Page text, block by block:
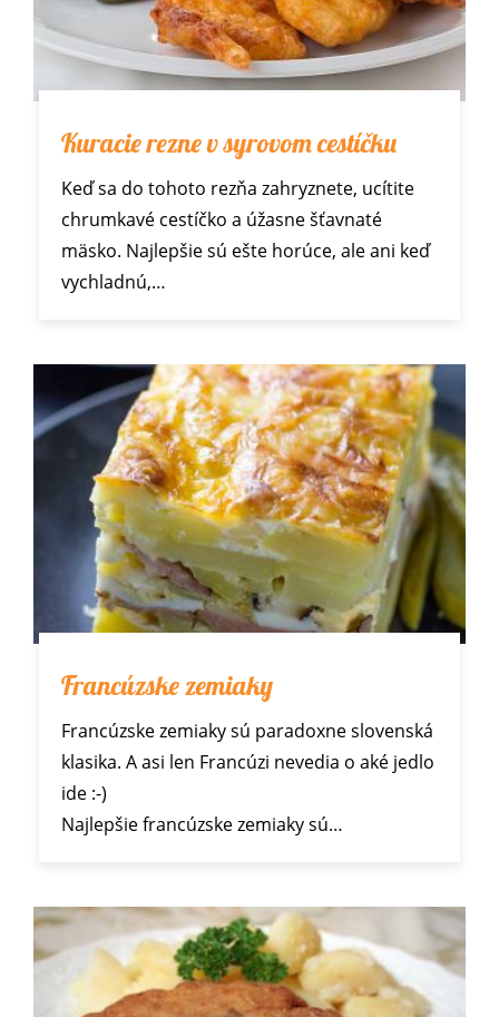
Kuracie rezne v syrovom cestíčku
Keď sa do tohoto rezňa zahryznete, ucítite
chrumkavé cestíčko a úžasne šťavnaté
mäsko. Najlepšie sú ešte horúce, ale ani keď
vychladnú,…
Francúzske zemiaky
Francúzske zemiaky sú paradoxne slovenská
klasika. A asi len Francúzi nevedia o aké jedlo
ide :-)
Najlepšie francúzske zemiaky sú…